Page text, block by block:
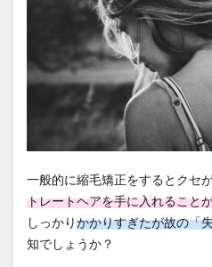
一般的に縮毛矯正をするとクセ
トレートヘアを手に入れること
しっかりかかりすぎたが故の「
知でしょうか？
salon-scheduling-fail
same-day-booking
school-hair-rules
social-return
speed-
speedy-straightening
steam-explosion
whorl-hair-flow
wig-
いつから？
インナーカラ
ウィッグ卒業